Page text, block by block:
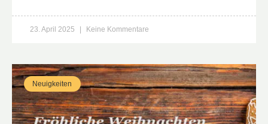
23. April 2025 Keine Kommentare
Neuigkeiten